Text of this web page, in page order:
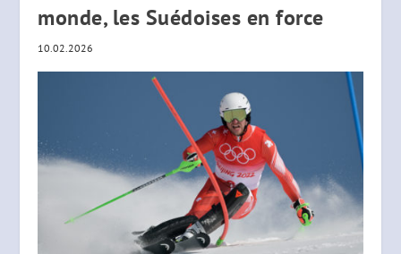
monde, les Suédoises en force
10.02.2026